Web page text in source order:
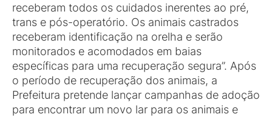
receberam todos os cuidados inerentes ao pré,
trans e pós-operatório. Os animais castrados
receberam identificação na orelha e serão
monitorados e acomodados em baias
específicas para uma recuperação segura”. Após
o período de recuperação dos animais, a
Prefeitura pretende lançar campanhas de adoção
para encontrar um novo lar para os animais e